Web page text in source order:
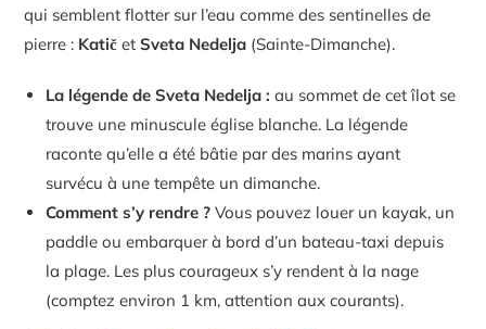
qui semblent flotter sur l’eau comme des sentinelles de
pierre : Katič etSveta Nedelja (Sainte-Dimanche).
La légende de Sveta Nedelja : au sommet de cet îlot se
trouve une minuscule église blanche. La légende
raconte qu’elle a été bâtie par des marins ayant
survécu à une tempête un dimanche.
Comment s’y rendre ? Vous pouvez louer un kayak, un
paddle ou embarquer à bord d’un bateau-taxi depuis
la plage. Les plus courageux s’y rendent à la nage
(comptez environ 1 km, attention aux courants).